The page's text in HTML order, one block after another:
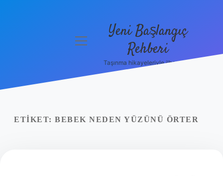
Politikası
menüyü
Yeni Başlangıç
Rehberi
Taşınma hikayeleriyle ilham bul!
ETIKET: BEBEK NEDEN YÜZÜNÜ ÖRTER